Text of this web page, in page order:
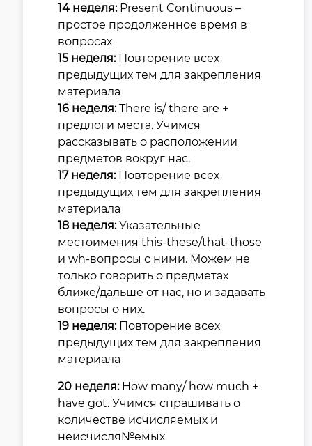
14 неделя: Present Continuous –
простое продолженное время в
вопросах
15 неделя: Повторение всех
предыдущих тем для закрепления
материала
16 неделя:There is/ there are +
предлоги места. Учимся
рассказывать о расположении
предметов вокруг нас.
17 неделя:Повторение всех
предыдущих тем для закрепления
материала
18 неделя:Указательные
местоимения this-these/that-those
и wh-вопросы с ними. Можем не
только говорить о предметах
ближе/дальше от нас, но и задавать
вопросы о них.
19 неделя:Повторение всех
предыдущих тем для закрепления
материала
20 неделя: How many/ how much +
have got. Учимся спрашивать о
количестве исчисляемых и
неисчисля№емых